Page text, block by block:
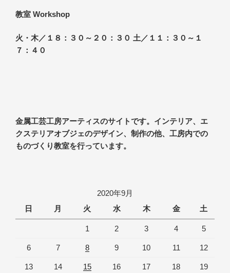
教室 Workshop
火・木／１８：３０～２０：３０ 土／１１：３０～１
７：４０
金属工芸工房アーティスのサイトです。インテリア、エ
クステリアオブジェのデザイン、制作の他、工房内での
ものづくり教室を行っています。
2020年9月
日
月 火 水 木 金 土
1 2 3 4 5
6 7 8 9 10 11 12
13 14 15 16 17 18 19